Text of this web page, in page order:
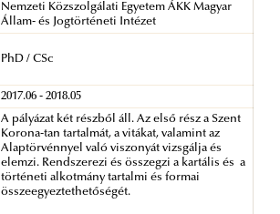
Nemzeti Közszolgálati Egyetem ÁKK Magyar
Állam- és Jogtörténeti Intézet
PhD / CSc
2017.06 - 2018.05
A pályázat két részből áll. Az első rész a Szent
Korona-tan tartalmát, a vitákat, valamint az
Alaptörvénnyel való viszonyát vizsgálja és
elemzi. Rendszerezi és összegzi a kartális és a
történeti alkotmány tartalmi és formai
összeegyeztethetőségét.